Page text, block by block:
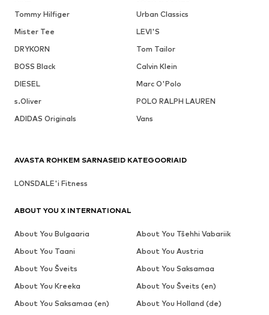
Tommy Hilfiger
Urban Classics
Mister Tee
LEVI'S
DRYKORN
Tom Tailor
BOSS Black
Calvin Klein
DIESEL
Marc O'Polo
s.Oliver
POLO RALPH LAUREN
ADIDAS Originals
Vans
AVASTA ROHKEM SARNASEID KATEGOORIAID
LONSDALE'i Fitness
ABOUT YOU X INTERNATIONAL
About You Bulgaaria
About You Tšehhi Vabariik
About You Taani
About You Austria
About You Šveits
About You Saksamaa
About You Kreeka
About You Šveits (en)
About You Saksamaa (en)
About You Holland (de)